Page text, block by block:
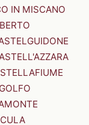
IN MISCANO